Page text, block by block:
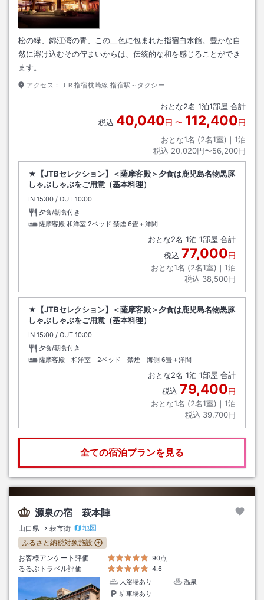
松の緑、錦江湾の青、この二色に包まれた指宿白水館。豊かな自
然に溶け込むその佇まいからは、伝統的な和を感じることができ
ます。
アクセス： ＪＲ指宿枕崎線 指宿駅～タクシー
おとな2名 1泊1部屋 合計
税込 40,040円 〜 112,400円
おとな1名 (2名1室)｜ 1泊
税込 20,020円〜56,200円
★【JTBセレクション】＜薩摩客殿＞夕食は鹿児島名物黒豚
しゃぶしゃぶをご用意（基本料理）
IN チェックイン
15:00 / OUT チェックアウト
10:00
夕食/朝食付き
薩摩客殿 和洋室 2ベッド 禁煙 6畳＋洋間
おとな2名 1泊 1部屋 合計
税込 77,000円
おとな1名 (2名1室)｜ 1泊
税込 38,500円
★【JTBセレクション】＜薩摩客殿＞夕食は鹿児島名物黒豚
しゃぶしゃぶをご用意（基本料理）
IN チェックイン
15:00 / OUT チェックアウト
10:00
夕食/朝食付き
薩摩客殿 和洋室 2ベッド 禁煙 海側 6畳＋洋間
おとな2名 1泊 1部屋 合計
税込 79,400円
おとな1名 (2名1室)｜ 1泊
税込 39,700円
全ての宿泊プランを見る
源泉の宿 萩本陣
山口県 萩市街
地図
ふるさと納税対象施設
お客様アンケート評価
90点
るるぶトラベル評価
4.6
大浴場あり
温泉
駐車場あり